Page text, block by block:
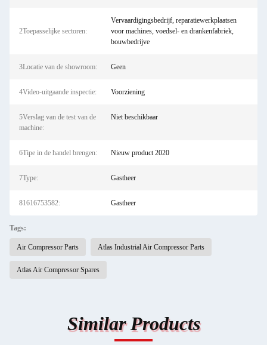
2Toepasselijke sectoren:
Vervaardigingsbedrijf, reparatiewerkplaatsen
voor machines, voedsel- en drankenfabriek,
bouwbedrijve
3Locatie van de showroom: Geen
4Video-uitgaande inspectie: Voorziening
5Verslag van de test van de
machine:
Niet beschikbaar
6Tipe in de handel brengen: Nieuw product 2020
7Type: Gastheer
81616753582: Gastheer
Tags:
Air Compressor Parts Atlas Industrial Air Compressor Parts
Atlas Air Compressor Spares
Similar Products